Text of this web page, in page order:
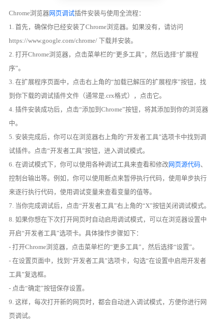
Chrome浏览器网页调试插件安装与使用全流程：
1. 首先，确保你已经安装了Chrome浏览器。如果没有，请访问
https://www.google.com/chrome/ 下载并安装。
2. 打开Chrome浏览器，点击菜单栏的“更多工具”，然后选择“扩展程
序”。
3. 在扩展程序页面中，点击右上角的“加载已解压的扩展程序”按钮，找
到你下载的调试插件文件（通常是.crx格式），点击它。
4. 插件安装成功后，点击“添加到Chrome”按钮，将其添加到你的浏览器
中。
5. 安装完成后，你可以在浏览器右上角的“开发者工具”选项卡中找到调
试插件。点击“开发者工具”按钮，进入调试模式。
6. 在调试模式下，你可以使用各种调试工具来查看和修改网页源代码、
控制台输出等。例如，你可以使用断点来暂停执行代码，使用单步执行
来逐行执行代码，使用调试变量来查看变量的值等。
7. 当你完成调试后，点击“开发者工具”右上角的“X”按钮关闭调试模式。
8. 如果你想在下次打开网页时自动启用调试模式，可以在浏览器设置中
开启“开发者工具”选项卡。具体操作步骤如下：
- 打开Chrome浏览器，点击菜单栏的“更多工具”，然后选择“设置”。
- 在设置页面中，找到“开发者工具”选项卡，勾选“在设置中启用开发者
工具”复选框。
- 点击“确定”按钮保存设置。
9. 这样，每次打开新的网页时，都会自动进入调试模式，方便你进行网
页调试。